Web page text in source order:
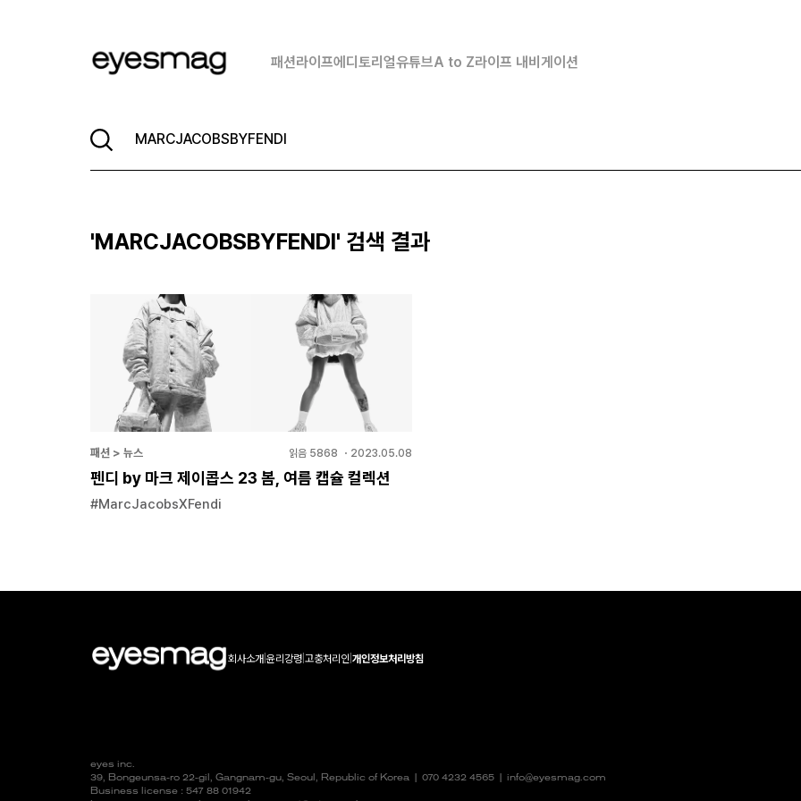
패션라이프에디토리얼유튜브A to Z라이프 내비게이션
'MARCJACOBSBYFENDI' 검색 결과
패션 > 뉴스 읽음 5868 ・ 2023.05.08
펜디 by 마크 제이콥스 23 봄, 여름 캡슐 컬렉션
#MarcJacobsXFendi
회사소개|윤리강령 고충처리인 개인정보처리방침
eyes inc.
39, Bongeunsa-ro 22-gil, Gangnam-gu, Seoul, Republic of Korea | 070 4232 4565
info@eyesmag.com
Business license : 547 88 01942